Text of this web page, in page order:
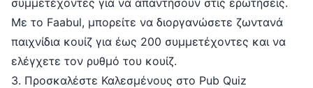
συμμετέχοντες για να απαντήσουν στις ερωτήσεις.
Με το Faabul, μπορείτε να διοργανώσετε ζωντανά
παιχνίδια κουίζ για έως 200 συμμετέχοντες και να
ελέγχετε τον ρυθμό του κουίζ.
3. Προσκαλέστε Καλεσμένους στο Pub Quiz